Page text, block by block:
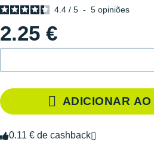
4.4 / 5 - 5 opiniões
2.25 €
ADICIONAR
0.11 € de cashback